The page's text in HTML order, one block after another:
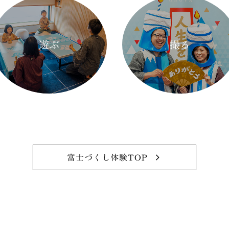
遊ぶ 撮る
富士づくし体験TOP